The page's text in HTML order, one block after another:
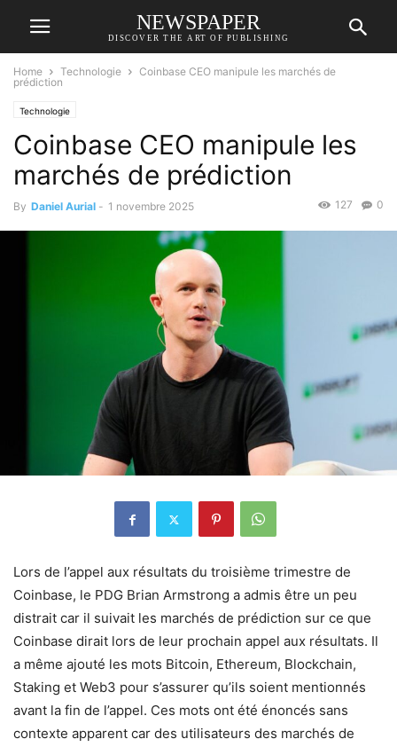
NEWSPAPER
DISCOVER THE ART OF PUBLISHING
Home Technologie
Coinbase CEO manipule les marchés de
prédiction
Technologie
Coinbase CEO manipule les
marchés de prédiction
By Daniel Aurial - 1 novembre 2025 0
127
Lors de l’appel aux résultats du troisième trimestre de
Coinbase, le PDG Brian Armstrong a admis être un peu
distrait car il suivait les marchés de prédiction sur ce que
Coinbase dirait lors de leur prochain appel aux résultats. Il
a même ajouté les mots Bitcoin, Ethereum, Blockchain,
Staking et Web3 pour s’assurer qu’ils soient mentionnés
avant la fin de l’appel. Ces mots ont été énoncés sans
contexte apparent car des utilisateurs des marchés de